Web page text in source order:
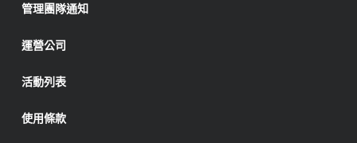
管理團隊通知
運營公司
活動列表
使用條款